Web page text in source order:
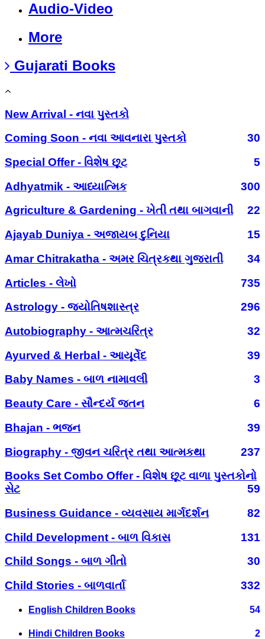
Audio-Video
More
Gujarati Books
New Arrival - નવા પુસ્તકો
Coming Soon - નવા આવનારા પુસ્તકો
30
Special Offer - વિશેષ છૂટ
5
Adhyatmik - આધ્યાત્મિક
300
Agriculture & Gardening - ખેતી તથા બાગવાની
22
Ajayab Duniya - અજાયબ દુનિયા
15
Amar Chitrakatha - અમર ચિત્રકથા ગુજરાતી
34
Articles - લેખો
735
Astrology - જ્યોતિષશાસ્ત્ર
296
Autobiography - આત્મચરિત્ર
32
Ayurved & Herbal - આયૂર્વેદ
39
Baby Names - બાળ નામાવલી
3
Beauty Care - સૌન્દર્ય જતન
6
Bhajan - ભજન
39
Biography - જીવન ચરિત્ર તથા આત્મકથા
237
Books Set Combo Offer - વિશેષ છૂટ વાળા પુસ્તકોનો
સેટ
59
Business Guidance - વ્યવસાય માર્ગદર્શન
82
Child Development - બાળ વિકાસ
131
Child Songs - બાળ ગીતો
30
Child Stories - બાળવાર્તા
332
English Children Books 54
Hindi Children Books 2